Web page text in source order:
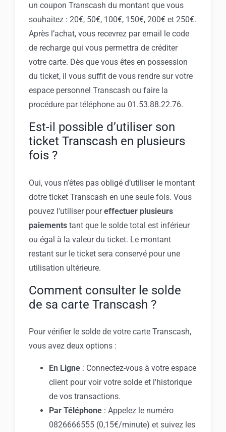
un coupon Transcash du montant que vous
souhaitez : 20€, 50€, 100€, 150€, 200€ et 250€.
Après l’achat, vous recevrez par email le code
de recharge qui vous permettra de créditer
votre carte. Dès que vous êtes en possession
du ticket, il vous suffit de vous rendre sur votre
espace personnel Transcash ou faire la
procédure par téléphone au 01.53.88.22.76.
Est-il possible d’utiliser son
ticket Transcash en plusieurs
fois ?
Oui, vous n’êtes pas obligé d’utiliser le montant
dotre ticket Transcash en une seule fois. Vous
pouvez l'utiliser poureffectuer plusieurs
paiements tant que le solde total est inférieur
ou égal à la valeur du ticket. Le montant
restant sur le ticket sera conservé pour une
utilisation ultérieure.
Comment consulter le solde
de sa carte Transcash ?
Pour vérifier le solde de votre carte Transcash,
vous avez deux options :
En Ligne : Connectez-vous à votre espace
client pour voir votre solde et l'historique
de vos transactions.
Par Téléphone : Appelez le numéro
0826666555 (0,15€/minute) et suivez les